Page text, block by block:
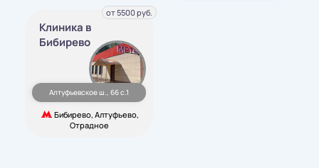
Клиника в
Бибирево
Алтуфьевское ш., 66 с.1
Бибирево, Алтуфьево,
Отрадное
от 5500 руб.